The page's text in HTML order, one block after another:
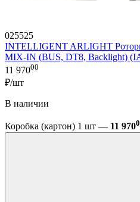
025525
INTELLIGENT ARLIGHT
MIX-IN (BUS, DT8, Backlight)
11 97000
₽/шт
В наличии
Коробка (картон) 1 шт — 11 970